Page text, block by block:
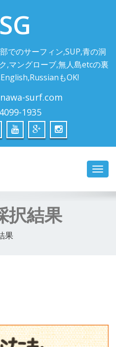
でのサーフィン,SUP,青の洞
,マングローブ,無人島etcの裏
もOK!
surf.com
1935
択結果
果